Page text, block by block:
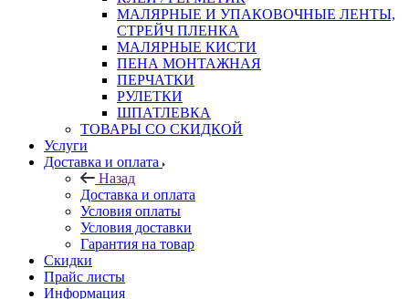
МАЛЯРНЫЕ И УПАКОВОЧНЫЕ ЛЕНТЫ,
СТРЕЙЧ ПЛЕНКА
МАЛЯРНЫЕ КИСТИ
ПЕНА МОНТАЖНАЯ
ПЕРЧАТКИ
РУЛЕТКИ
ШПАТЛЕВКА
ТОВАРЫ СО СКИДКОЙ
Услуги
Доставка и оплата
Назад
Доставка и оплата
Условия оплаты
Условия доставки
Гарантия на товар
Скидки
Прайс листы
Информация